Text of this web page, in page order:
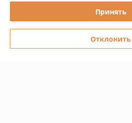
Полная версия сайта
Политика обработки cookies
Сайт создан на платформе Deal.by
Принять
Отклонить